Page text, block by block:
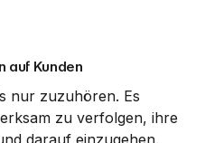
auf Kunden
nur zuzuhören. Es
zu verfolgen, ihre
darauf einzugehen.